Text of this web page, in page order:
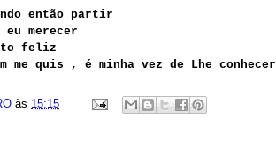
então partir
merecer
feliz
me quis , é minha vez de Lhe conhecer
às 15:15